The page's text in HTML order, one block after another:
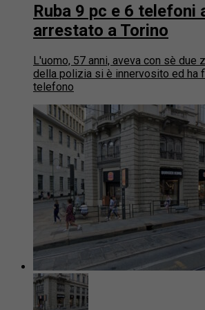
Ruba 9 pc e 6 telefoni
arrestato a Torino
L'uomo, 57 anni, aveva con sè due
della polizia si è innervosito ed ha
telefono